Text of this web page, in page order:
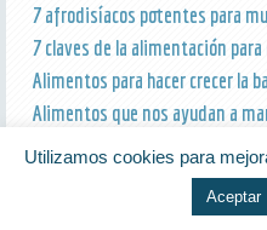
7 afrodisíacos potentes para
7 claves de la alimentación
Alimentos para hacer crecer la
Alimentos que nos ayudan a
Alimentos recomendados
Alimentos: Origen y su
Batidora o licuadora: ¿qué
Utilizamos cookies para
Aceptar